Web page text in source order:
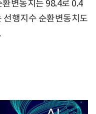
변동치는 98.4로 0.4
선행지수 순환변동치도